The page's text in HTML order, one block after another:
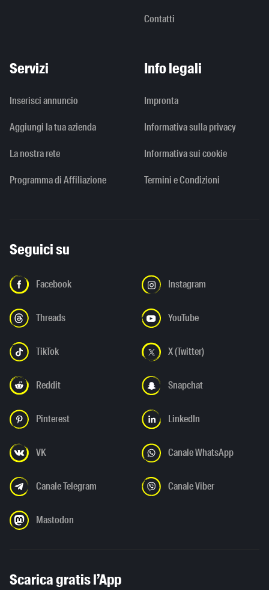
Contatti
Servizi
Inserisci annuncio
Aggiungi la tua azienda
La nostra rete
Programma di Affiliazione
Info legali
Impronta
Informativa sulla privacy
Informativa sui cookie
Termini e Condizioni
Seguici su
Facebook Instagram
Threads YouTube
TikTok X (Twitter)
Reddit Snapchat
Pinterest LinkedIn
VK Canale WhatsApp
Canale Telegram Canale Viber
Mastodon
Scarica gratis l’App